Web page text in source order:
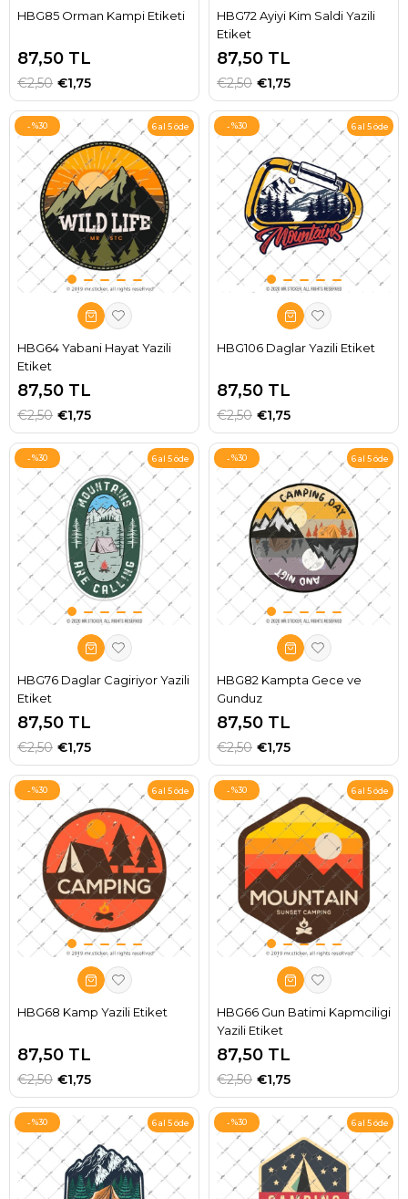
HBG85 Orman Kampi Etiketi
87,50 TL
€1,75
€2,50
HBG72 Ayiyi Kim Saldi Yazili
Etiket
87,50 TL
€1,75
€2,50
HBG64 Yabani Hayat Yazili
Etiket
87,50 TL
€1,75
€2,50
%30 6 al 5 öde
HBG106 Daglar Yazili Etiket
87,50 TL
€1,75
€2,50
%30 6 al 5 öde
HBG76 Daglar Cagiriyor Yazili
Etiket
87,50 TL
€1,75
€2,50
%30 6 al 5 öde
HBG82 Kampta Gece ve
Gunduz
87,50 TL
€1,75
€2,50
%30 6 al 5 öde
HBG68 Kamp Yazili Etiket
87,50 TL
€1,75
€2,50
%30 6 al 5 öde
HBG66 Gun Batimi Kapmciligi
Yazili Etiket
87,50 TL
€1,75
€2,50
%30 6 al 5 öde
%30 6 al 5 öde %30 6 al 5 öde